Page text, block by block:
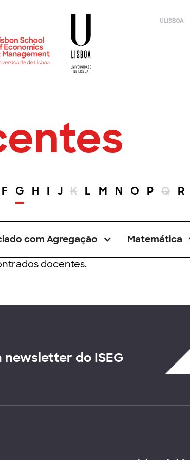
ULISBOA
F G H I J K L M N O P Q R
com Agregação Matemática
docentes.
newsletter do ISEG